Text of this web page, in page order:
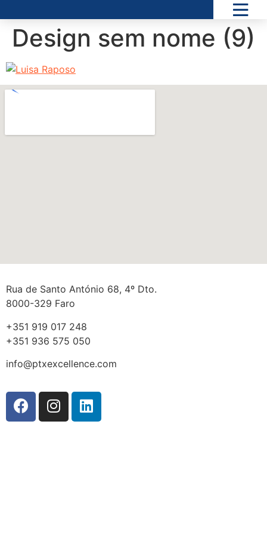
Design sem nome (9)
Rua de Santo António 68, 4º Dto.
8000-329 Faro
+351 919 017 248
+351 936 575 050
info@ptxexcellence.com